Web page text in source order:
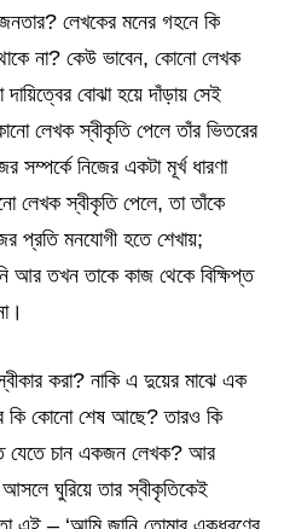
লেখকের মনের গহনে কি
না? কেউ ভাবেন, কোনো লেখক
বোঝা হয়ে দাঁড়ায় সেই
লেখক স্বীকৃতি পেলে তাঁর ভিতরের
সম্পর্কে নিজের একটা মূর্খ ধারণা
লেখক স্বীকৃতি পেলে, তা তাঁকে
প্রতি মনযোগী হতে শেখায়;
আর তখন তাকে কাজ থেকে বিক্ষিপ্ত
করা? নাকি এ দুয়ের মাঝে এক
কি কোনো শেষ আছে? তারও কি
যেতে চান একজন লেখক? আর
ঘুরিয়ে তার স্বীকৃতিকেই